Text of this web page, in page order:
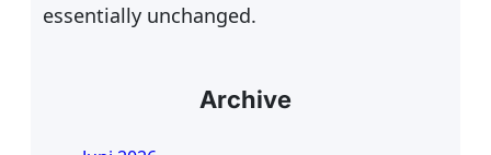
essentially unchanged.
Archive